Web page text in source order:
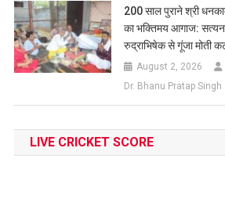
200 साल पुराने श्री
का भक्तिमय आगाज:
रुद्राभिषेक से गूंजा मोती
August 2, 2026
Dr. Bhanu Pratap Singh
LIVE CRICKET SCORE